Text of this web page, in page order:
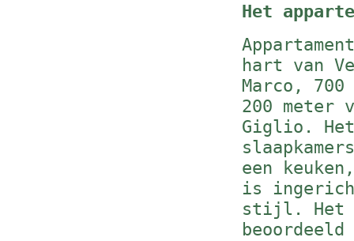
Het
hart van
Marco,
200 meter
Giglio. Het
een
is
stijl. Het